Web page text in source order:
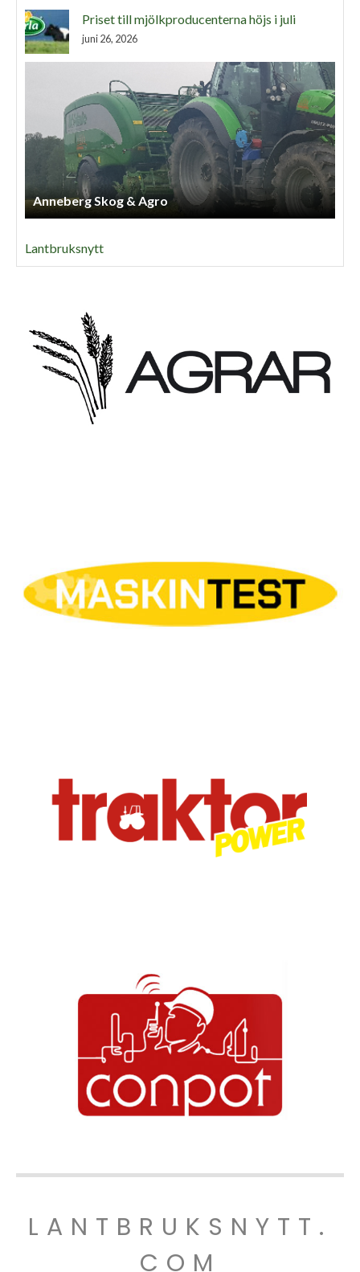
Priset till mjölkproducenterna höjs i juli
juni 26, 2026
Anneberg Skog & Agro
Lantbruksnytt
LANTBRUKSNYTT.
COM